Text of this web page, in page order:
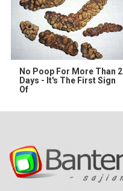
No Poop For More Than 2
Days - It's The First Sign
Of